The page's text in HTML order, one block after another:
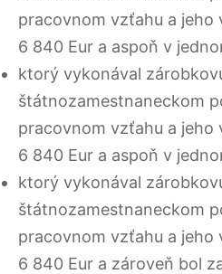
pracovnom vzťahu a jeho
6 840 Eur a aspoň v
ktorý vykonával
štátnozamestnaneckom
pracovnom vzťahu a jeho
6 840 Eur a aspoň v
ktorý vykonával
štátnozamestnaneckom
pracovnom vzťahu a jeho
6 840 Eur a zároveň bol